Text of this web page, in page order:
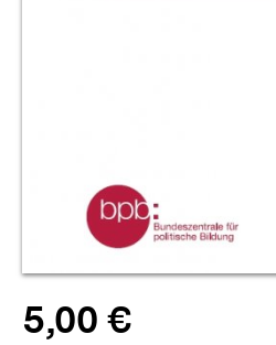
Allgemeine
Informationen
Produktpreis:
5,00 €5zuzüglich